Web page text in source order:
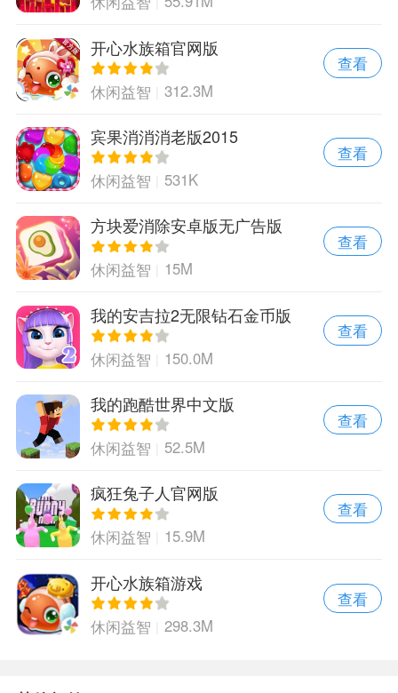
开心水族箱官网版
休闲益智 312.3M
查看
宾果消消消老版2015
休闲益智 531K
查看
方块爱消除安卓版无广告版
休闲益智 15M
查看
我的安吉拉2无限钻石金币版
休闲益智 150.0M
查看
我的跑酷世界中文版
休闲益智 52.5M
查看
疯狂兔子人官网版
休闲益智 15.9M
查看
开心水族箱游戏
休闲益智 298.3M
查看